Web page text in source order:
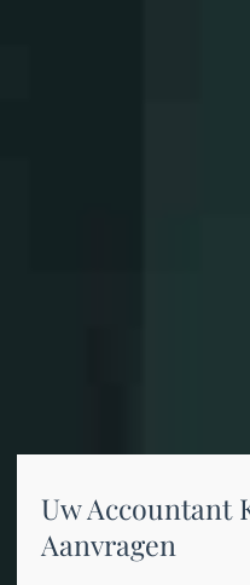
Uw Accountant
Aanvragen